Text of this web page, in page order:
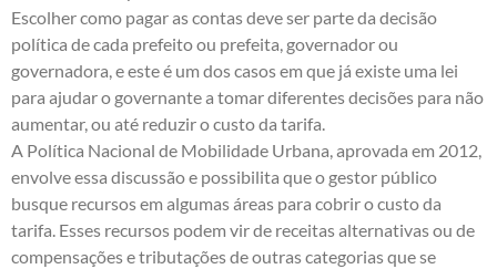
Escolher como pagar as contas deve ser parte da decisão
política de cada prefeito ou prefeita, governador ou
governadora, e este é um dos casos em que já existe uma lei
para ajudar o governante a tomar diferentes decisões para não
aumentar, ou até reduzir o custo da tarifa.
A Política Nacional de Mobilidade Urbana, aprovada em 2012,
envolve essa discussão e possibilita que o gestor público
busque recursos em algumas áreas para cobrir o custo da
tarifa. Esses recursos podem vir de receitas alternativas ou de
compensações e tributações de outras categorias que se